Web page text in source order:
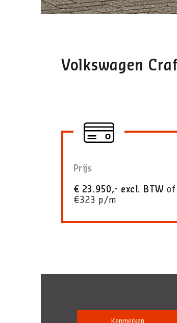
Volkswagen
Prijs
€ 23.950,- excl. BTWof
€323 p/m
Kenmerken